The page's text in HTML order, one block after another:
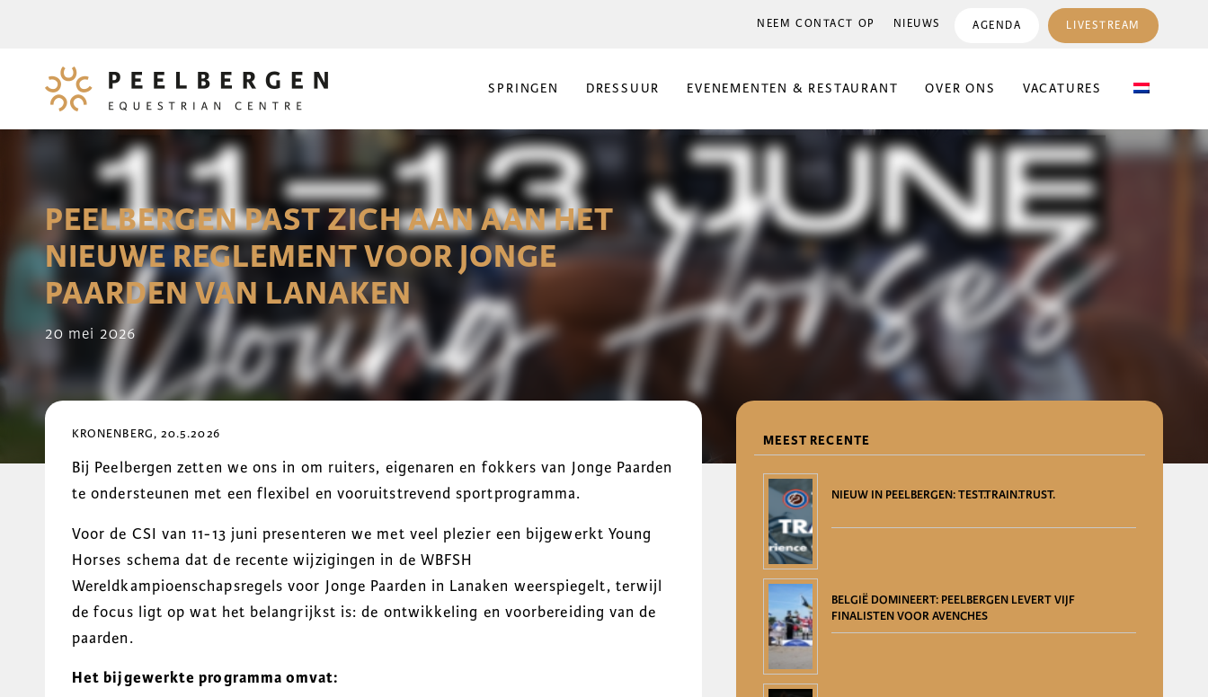
NEEM CONTACT OP NIEUWS AGENDA LIVESTREAM
SPRINGEN DRESSUUR EVENEMENTEN & RESTAURANT OVER ONS VACATURES
PEELBERGEN PAST ZICH AAN AAN HET
NIEUWE REGLEMENT VOOR JONGE
PAARDEN VAN LANAKEN
20 mei 2026
KRONENBERG, 20.5.2026
Bij Peelbergen zetten we ons in om ruiters, eigenaren en fokkers van Jonge Paarden
te ondersteunen met een flexibel en vooruitstrevend sportprogramma.
Voor de CSI van 11-13 juni presenteren we met veel plezier een bijgewerkt Young
Horses schema dat de recente wijzigingen in de WBFSH
Wereldkampioenschapsregels voor Jonge Paarden in Lanaken weerspiegelt, terwijl
de focus ligt op wat het belangrijkst is: de ontwikkeling en voorbereiding van de
paarden.
Het bijgewerkte programma omvat:
MEEST RECENTE
NIEUW IN PEELBERGEN: TEST.TRAIN.TRUST.
BELGIË DOMINEERT: PEELBERGEN LEVERT VIJF
FINALISTEN VOOR AVENCHES